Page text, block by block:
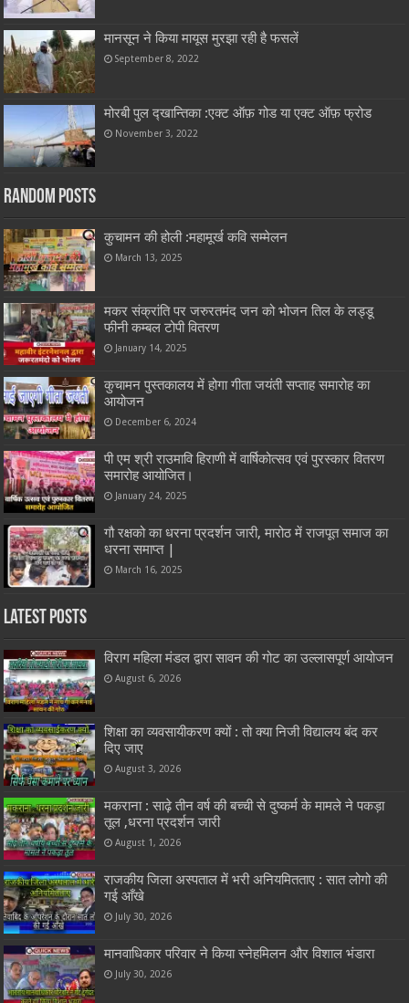
मानसून ने किया मायूस मुरझा रही है फसलें
September 8, 2022
मोरबी पुल द्खान्तिका :एक्ट ऑफ़ गोड या एक्ट ऑफ़ फ्रोड
November 3, 2022
Random Posts
कुचामन की होली :महामूर्ख कवि सम्मेलन
March 13, 2025
मकर संक्रांति पर जरुरतमंद जन को भोजन तिल के लड्डू
फीनी कम्बल टोपी वितरण
January 14, 2025
कुचामन पुस्तकालय में होगा गीता जयंती सप्ताह समारोह का
आयोजन
December 6, 2024
पी एम श्री राउमावि हिराणी में वार्षिकोत्सव एवं पुरस्कार वितरण
समारोह आयोजित।
January 24, 2025
गौ रक्षको का धरना प्रदर्शन जारी, मारोठ में राजपूत समाज का
धरना समाप्त |
March 16, 2025
Latest Posts
विराग महिला मंडल द्वारा सावन की गोट का उल्लासपूर्ण आयोजन
August 6, 2026
शिक्षा का व्यवसायीकरण क्यों : तो क्या निजी विद्यालय बंद कर
दिए जाए
August 3, 2026
मकराना : साढ़े तीन वर्ष की बच्ची से दुष्कर्म के मामले ने पकड़ा
तूल ,धरना प्रदर्शन जारी
August 1, 2026
राजकीय जिला अस्पताल में भरी अनियमितताए : सात लोगो की
गई आँखे
July 30, 2026
मानवाधिकार परिवार ने किया स्नेहमिलन और विशाल भंडारा
July 30, 2026